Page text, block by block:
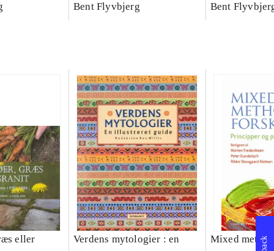
videnskab. Bind 1
Bent Flyvbjerg
studie af
Bent
eller
Verdens mytologier : en
Mixed